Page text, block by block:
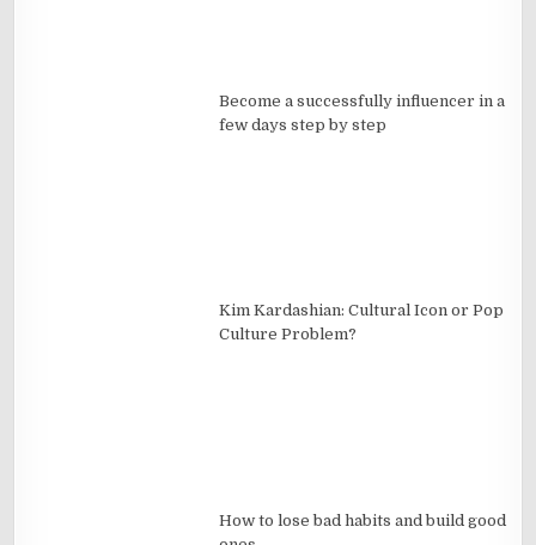
Become a successfully influencer in a
few days step by step
Kim Kardashian: Cultural Icon or Pop
Culture Problem?
How to lose bad habits and build good